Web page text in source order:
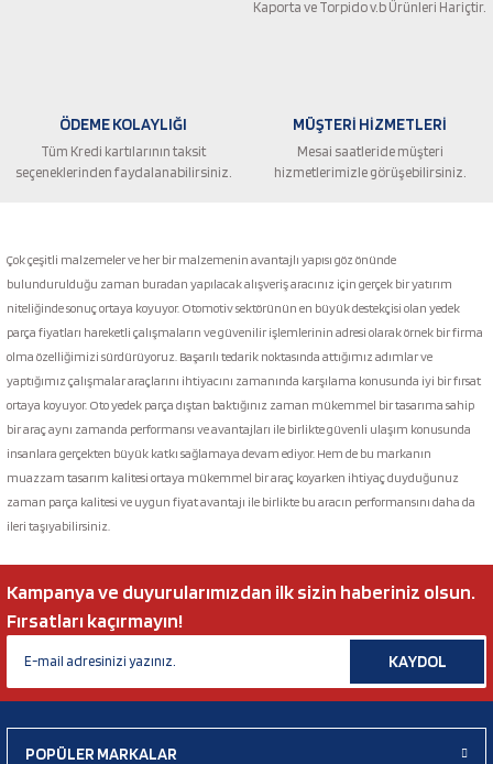
Gönder
Kaporta ve Torpido v.b Ürünleri Hariçtir.
ÖDEME KOLAYLIĞI
Tüm Kredi kartılarının taksit
seçeneklerinden faydalanabilirsiniz.
MÜŞTERİ HİZMETLERİ
Mesai saatleride müşteri
hizmetlerimizle görüşebilirsiniz.
Çok çeşitli malzemeler ve her bir malzemenin avantajlı yapısı göz önünde
bulundurulduğu zaman buradan yapılacak alışveriş aracınız için gerçek bir yatırım
niteliğinde sonuç ortaya koyuyor. Otomotiv sektörünün en büyük destekçisi olan yedek
parça fiyatları hareketli çalışmaların ve güvenilir işlemlerinin adresi olarak örnek bir firma
olma özelliğimizi sürdürüyoruz. Başarılı tedarik noktasında attığımız adımlar ve
yaptığımız çalışmalar araçlarını ihtiyacını zamanında karşılama konusunda iyi bir fırsat
ortaya koyuyor. Oto yedek parça dıştan baktığınız zaman mükemmel bir tasarıma sahip
bir araç aynı zamanda performansı ve avantajları ile birlikte güvenli ulaşım konusunda
insanlara gerçekten büyük katkı sağlamaya devam ediyor. Hem de bu markanın
muazzam tasarım kalitesi ortaya mükemmel bir araç koyarken ihtiyaç duyduğunuz
zaman parça kalitesi ve uygun fiyat avantajı ile birlikte bu aracın performansını daha da
ileri taşıyabilirsiniz.
Kampanya ve duyurularımızdan ilk sizin haberiniz olsun.
Fırsatları kaçırmayın!
KAYDOL
POPÜLER MARKALAR